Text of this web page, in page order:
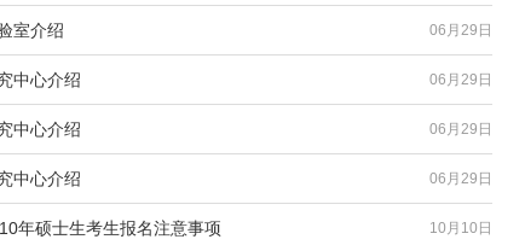
06月29日
室介绍
06月29日
中心介绍
06月29日
中心介绍
06月29日
中心介绍
10月10日
年硕士生考生报名注意事项